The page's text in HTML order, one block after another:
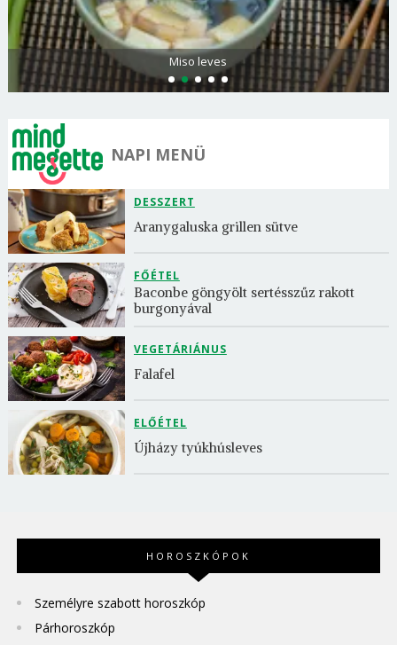
Citromos palacsinta
NAPI MENÜ
DESSZERT
Aranygaluska grillen sütve
FŐÉTEL
Baconbe göngyölt sertésszűz rakott
burgonyával
VEGETÁRIÁNUS
Falafel
ELŐÉTEL
Újházy tyúkhúsleves
HOROSZKÓPOK
Személyre szabott horoszkóp
Párhoroszkóp